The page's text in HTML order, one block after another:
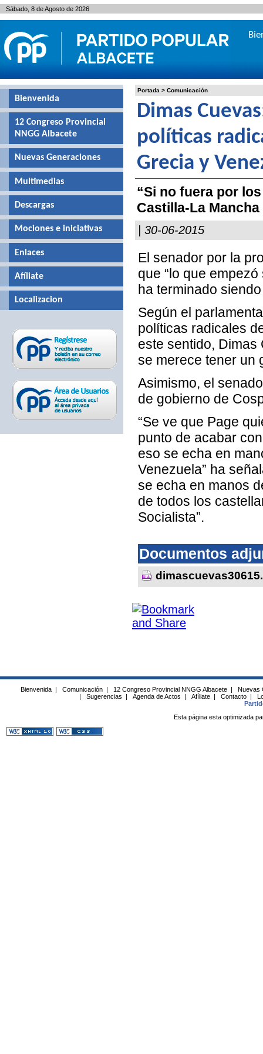
Portada > Comunicación
Dimas
políticas
Grecia y
“Si no fuera por
Castilla-La
| 30-06-2015
El senador por la
que “lo que
ha terminado
Según el
políticas radicales
este sentido, Dimas
se merece tener un
Asimismo, el
de gobierno de
“Se ve que Page
punto de acabar
eso se echa en
Venezuela” ha
se echa en manos
de todos los
Socialista”.
Documentos
Bienvenida
12 Congreso Provincial
NNGG Albacete
Nuevas Generaciones
Multimedias
Descargas
Mociones e iniciativas
Enlaces
Afíliate
Localizacion
Sábado, 8 de Agosto de 2026
Bienvenida | Comunicación | 12 Congreso Provincial NNGG Albacete |
Nuevas
|
Sugerencias | Agenda de Actos | Afíliate | Contacto |
Esta página esta optimizada